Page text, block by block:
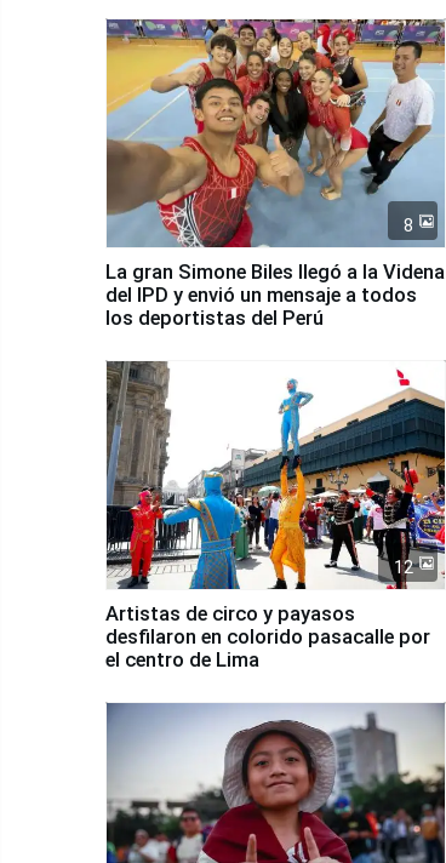
8
La gran Simone Biles llegó a la Videna
del IPD y envió un mensaje a todos
los deportistas del Perú
12
Artistas de circo y payasos
desfilaron en colorido pasacalle por
el centro de Lima